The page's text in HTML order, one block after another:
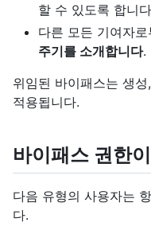
할 수 있도록 합니
다른 모든 기여자
주기를 소개합니다.
위임된 바이패스는 생
적용됩니다.
바이패스 권한
다음 유형의 사용자는
다.